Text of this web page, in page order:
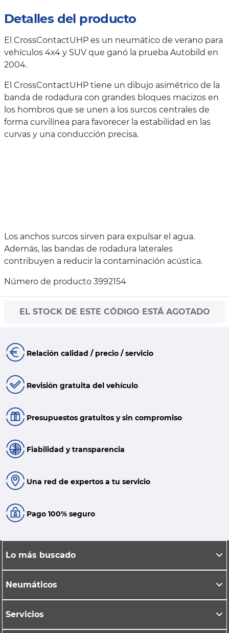
Detalles del producto
El CrossContactUHP es un neumático de verano para
vehículos 4x4 y SUV que ganó la prueba Autobild en
2004.
El CrossContactUHP tiene un dibujo asimétrico de la
banda de rodadura con grandes bloques macizos en
los hombros que se unen a los surcos centrales de
forma curvilínea para favorecer la estabilidad en las
curvas y una conducción precisa.
Los anchos surcos sirven para expulsar el agua.
Además, las bandas de rodadura laterales
contribuyen a reducir la contaminación acústica.
Número de producto 3992154
EL STOCK DE ESTE CÓDIGO ESTÁ AGOTADO
Relación calidad / precio / servicio
Revisión gratuita del vehículo
Presupuestos gratuitos y sin compromiso
Fiabilidad y transparencia
Una red de expertos a tu servicio
Pago 100% seguro
Lo más buscado
Neumáticos
Servicios